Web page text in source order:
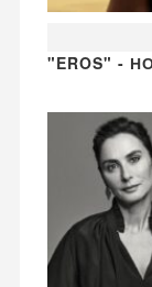
"EROS" -